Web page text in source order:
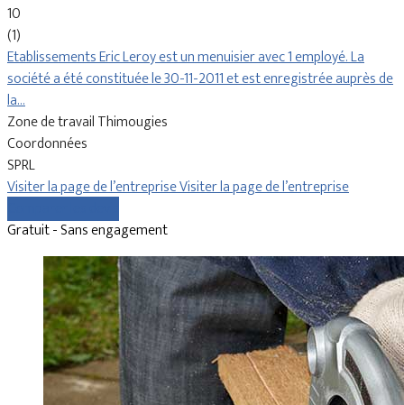
10
(1)
Etablissements Eric Leroy est un menuisier avec 1 employé. La
société a été constituée le 30-11-2011 et est enregistrée auprès de
la…
Zone de travail Thimougies
Coordonnées
SPRL
Visiter la page de l’entrepriseVisiter la page de l’entreprise
Gratuit - Sans engagement